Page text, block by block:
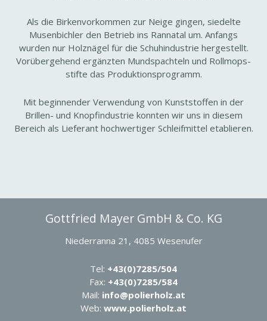
Als die Birken­vor­kommen zur Neige gingen, siedelte
Musen­bichler den Betrieb ins Rannatal um. Anfangs
wurden nur Holz­nägel für die Schuh­in­dus­trie herge­stellt.
Vorüber­ge­hend ergänzten Mund­spach­teln und Roll­mops­
stifte das Produk­ti­ons­pro­gramm.
Mit begin­nender Verwen­dung von Kunst­stoffen in der
Brillen-​ und Knopf­in­dus­trie konnten wir uns in diesem
Bereich als Liefe­rant hoch­wer­tiger Schleif­mittel etablieren.
Gott­fried Mayer GmbH & Co. KG
Niederranna 21, 4085 Wesen­ufer
Tel: +43(0)7285/504
Fax: +43(0)7285/584
Mail: info@polier­holz.at
Web: www.polier­holz.at